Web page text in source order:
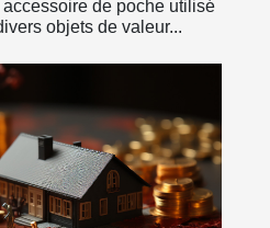
de poche utilisé
objets de valeur...